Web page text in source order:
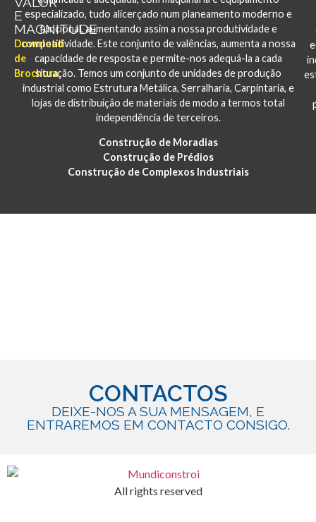
E
MAGNITUDE
Download
de
Brochura
especializado, tudo alicerçado num planeamento moderno e
funcional, aumentando assim a nossa produtividade e
competitividade. Este conjunto de valências, aumenta a nossa
capacidade de resposta e permite-nos adequá-la a cada
situação. Temos um conjunto de unidades de produção
industrial como Estrutura Metálica, Serralharia, Carpintaria, e
lojas de distribuição de materiais de modo a termos total
independência de terceiros.
Construção de Moradias
Construção de Prédios
Construção de Complexos Industriais
CONTACTOS
DEIXE-NOS A SUA MENSAGEM, E
ENTRAREMOS EM CONTACTO CONSIGO.
All rights reserved